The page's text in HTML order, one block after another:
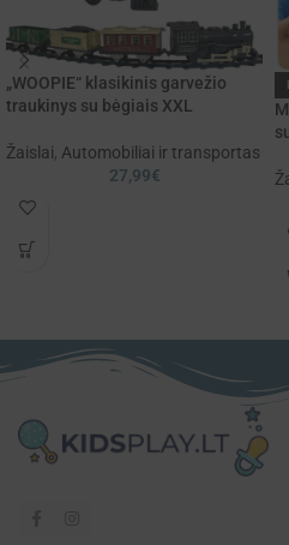
„WOOPIE“ klasikinis garvežio
traukinys su bėgiais XXL
Žaislai, Automobiliai ir transportas
27,99€